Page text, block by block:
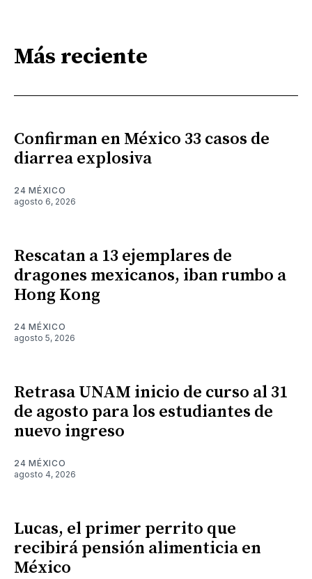
Más reciente
Confirman en México 33 casos de
diarrea explosiva
24 MÉXICO
agosto 6, 2026
Rescatan a 13 ejemplares de
dragones mexicanos, iban rumbo a
Hong Kong
24 MÉXICO
agosto 5, 2026
Retrasa UNAM inicio de curso al 31
de agosto para los estudiantes de
nuevo ingreso
24 MÉXICO
agosto 4, 2026
Lucas, el primer perrito que
recibirá pensión alimenticia en
México